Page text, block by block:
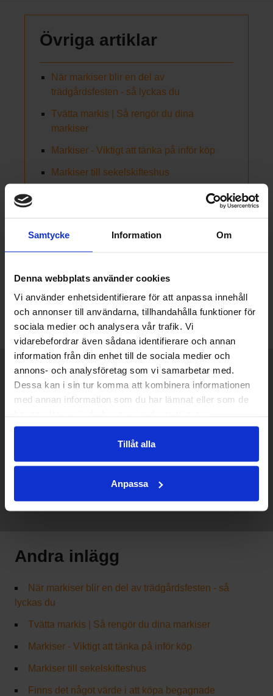
Samtycke Information Om
Denna webbplats använder cookies
Vi använder enhetsidentifierare för att anpassa innehåll
och annonser till användarna, tillhandahålla funktioner för
sociala medier och analysera vår trafik. Vi
vidarebefordrar även sådana identifierare och annan
information från din enhet till de sociala medier och
annons- och analysföretag som vi samarbetar med.
Dessa kan i sin tur komma att kombinera informationen
med annan information som du har lämnat eller som de
Tillåt alla
Anpassa
Övriga artiklar
När markiser blir en del av
trädgårdsfesten - så lyckas du
Tvätta markis | Så rengör du dina
markiser
Markiser - Viktigt att tänka på inför köp
Markiser till sekelskifteshus
Bygg din egen pergola
Nya markiser till uteserveringen
Vi kan hjälpa dig med
solskydd
Andra inlägg
När markiser blir en del av trädgårdsfesten - så
lyckas du
Tvätta markis | Så rengör du dina markiser
Markiser - Viktigt att tänka på inför köp
Markiser till sekelskifteshus
Finns det något värde i att köpa begagnade